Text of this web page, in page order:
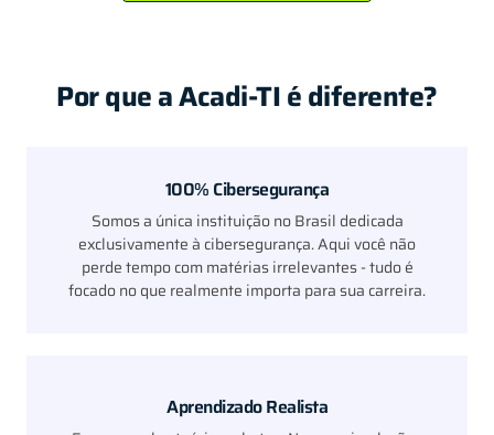
Por que a Acadi-TI é diferente?
100% Cibersegurança
Somos a única instituição no Brasil dedicada
exclusivamente à cibersegurança. Aqui você não
perde tempo com matérias irrelevantes - tudo é
focado no que realmente importa para sua carreira.
Aprendizado Realista